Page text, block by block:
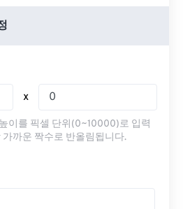
x
이를 픽셀 단위(0~10000)로 입력
까운 짝수로 반올림됩니다.